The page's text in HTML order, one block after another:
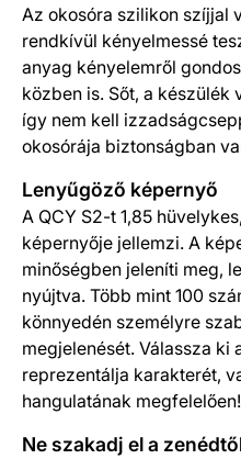
Az okosóra szilikon szíjjal
rendkívül kényelmessé
anyag kényelemről
közben is. Sőt, a készülék
így nem kell
okosórája biztonságban
Lenyűgöző képernyő
A QCY S2-t 1,85
képernyője jellemzi. A
minőségben jeleníti meg,
nyújtva. Több mint 100
könnyedén személyre
megjelenését. Válassza ki
reprezentálja karakterét,
hangulatának megfelelően!
Ne szakadj el a